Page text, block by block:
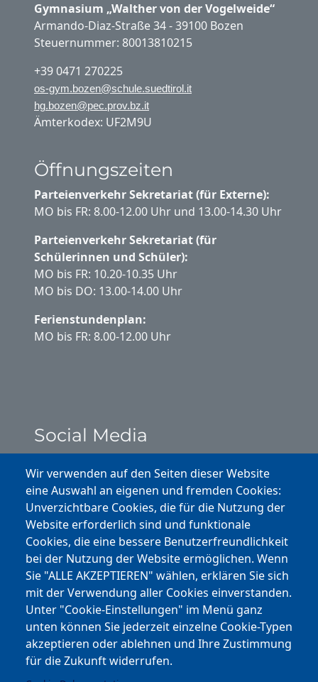
Wir verwenden auf den Seiten dieser Website
eine Auswahl an eigenen und fremden Cookies:
Unverzichtbare Cookies, die für die Nutzung der
Website erforderlich sind und funktionale
Cookies, die eine bessere Benutzerfreundlichkeit
bei der Nutzung der Website ermöglichen. Wenn
Sie "ALLE AKZEPTIEREN" wählen, erklären Sie sich
mit der Verwendung aller Cookies einverstanden.
Unter "Cookie-Einstellungen" im Menü ganz
unten können Sie jederzeit einzelne Cookie-Typen
akzeptieren oder ablehnen und Ihre Zustimmung
für die Zukunft widerrufen.
Gymnasium „Walther von der Vogelweide“
Armando-Diaz-Straße 34 - 39100 Bozen
Steuernummer: 80013810215
+39 0471 270225
os-gym.bozen@schule.suedtirol.it
hg.bozen@pec.prov.bz.it
Ämterkodex: UF2M9U
Öffnungszeiten
Parteienverkehr Sekretariat (für Externe):
MO bis FR: 8.00-12.00 Uhr und 13.00-14.30 Uhr
Parteienverkehr Sekretariat (für
Schülerinnen und Schüler):
MO bis FR: 10.20-10.35 Uhr
MO bis DO: 13.00-14.00 Uhr
Ferienstundenplan:
MO bis FR: 8.00-12.00 Uhr
Social Media
Instagram
Facebook
Youtube
Andere Bereiche
transp. Verwaltung / Amm. Trasparente
Nationaler Plan für Aufbau und Resilienz
Cookie-Einstellungen